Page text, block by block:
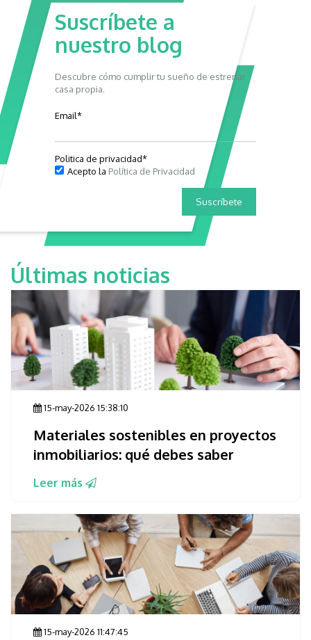
Suscríbete a
nuestro blog
Descubre cómo cumplir tu sueño de estrenar
casa propia.
Email*
Politica de privacidad*
Acepto la Política de Privacidad
Últimas noticias
15-may-2026 15:38:10
Materiales sostenibles en proyectos
inmobiliarios: qué debes saber
Leer más
15-may-2026 11:47:45